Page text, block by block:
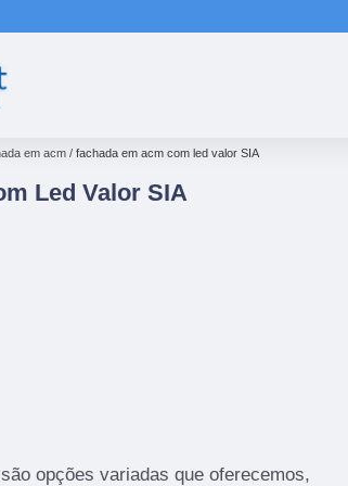
em acm fachada em acm com led valor SIA
Led Valor SIA
opções variadas que oferecemos,